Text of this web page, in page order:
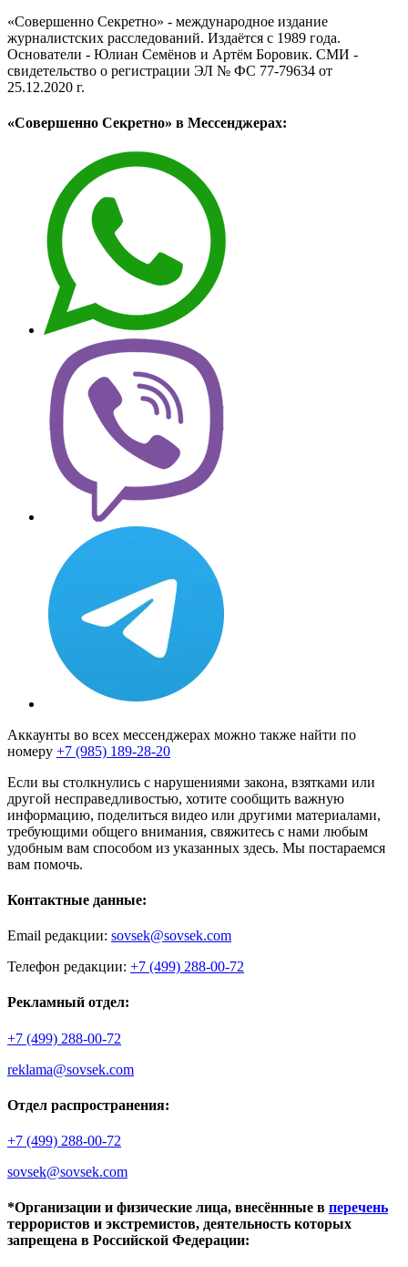
«Совершенно Секретно» - международное издание
журналистских расследований. Издаётся с 1989 года.
Основатели - Юлиан Семёнов и Артём Боровик. CМИ -
свидетельство о регистрации ЭЛ № ФС 77-79634 от
25.12.2020 г.
«Совершенно Секретно» в Мессенджерах:
Аккаунты во всех мессенджерах можно также найти по
номеру +7 (985) 189-28-20
Если вы столкнулись с нарушениями закона, взятками или
другой несправедливостью, хотите сообщить важную
информацию, поделиться видео или другими материалами,
требующими общего внимания, свяжитесь с нами любым
удобным вам способом из указанных здесь. Мы постараемся
вам помочь.
Контактные данные:
Email редакции: sovsek@sovsek.com
Телефон редакции: +7 (499) 288-00-72
Рекламный отдел:
+7 (499) 288-00-72
reklama@sovsek.com
Отдел распространения:
+7 (499) 288-00-72
sovsek@sovsek.com
*Организации и физические лица, внесённные в перечень
террористов и экстремистов, деятельность которых
запрещена в Российской Федерации: